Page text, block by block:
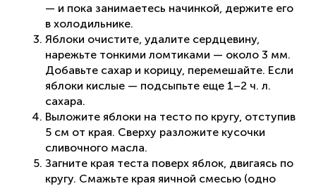
— и пока занимаетесь начинкой, держите его
в холодильнике.
Яблоки очистите, удалите сердцевину,
нарежьте тонкими ломтиками — около 3 мм.
Добавьте сахар и корицу, перемешайте. Если
яблоки кислые — подсыпьте еще 1–2 ч. л.
сахара.
Выложите яблоки на тесто по кругу, отступив
5 см от края. Сверху разложите кусочки
сливочного масла.
Загните края теста поверх яблок, двигаясь по
кругу. Смажьте края яичной смесью (одно